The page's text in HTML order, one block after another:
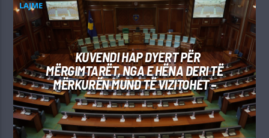
LAJME
KUVENDI HAP DYERT PËR
MËRGIMTARËT, NGA E HËNA DERI TË
MËRKURËN MUND TË VIZITOHET –